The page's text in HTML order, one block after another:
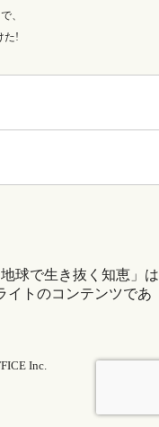
、
た!
球で生き抜く知恵」は
イトのコンテンツであ
Inc.